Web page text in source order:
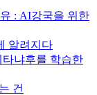
: AI강국을 위한
알려지다
냐후를 학습한
건